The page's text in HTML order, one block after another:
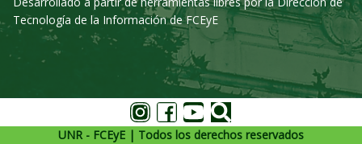
Tecnología de la Información de FCEyE
UNR - FCEyE | Todos los derechos reservados